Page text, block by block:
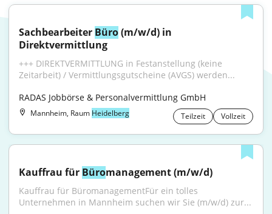
Sachbearbeiter Büro (m/w/d) in
Direktvermittlung
+++ DIREKTVERMITTLUNG in Festanstellung (keine
Zeitarbeit) / Vermittlungsgutscheine (AVGS) werden...
RADAS Jobbörse & Personalvermittlung GmbH
Mannheim, Raum Heidelberg Teilzeit Vollzeit
Kauffrau für Büromanagement (m/w/d)
Kauffrau für BüromanagementFür ein tolles
Unternehmen in Mannheim suchen wir Sie (m/w/d) zur...